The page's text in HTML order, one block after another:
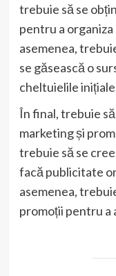
trebuie să se
pentru a
asemenea,
se găsească o
cheltuielile
În final, trebuie
marketing și
trebuie să se
facă publicitate
asemenea,
promoții pentru a